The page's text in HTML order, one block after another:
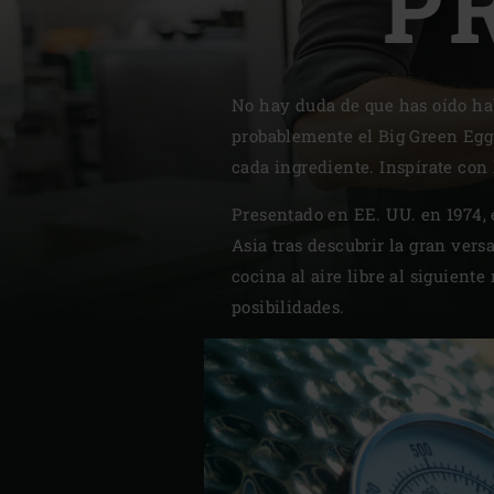
Denmark | Danmark
Estonia | Eesti
Finland | Suomi
France | France
Germany | Deutschland
Greece | Ελλάδα
Hungary | Magyarország
No hay duda de que has oído
probablemente el Big Green
cada ingrediente. Inspírate con
Presentado en EE. UU. en
Asia tras descubrir la gran
cocina al aire libre al siguiente
posibilidades.